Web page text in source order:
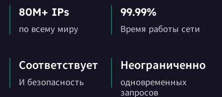
80M+ IPs
по всему миру
99.99%
Время работы сети
Соответствует
И безопасность
Неограниченно
одновременных
запросов